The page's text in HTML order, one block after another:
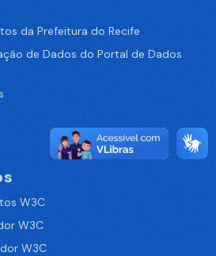
da Prefeitura do Recife
de Dados do Portal de Dados
W3C
W3C
W3C